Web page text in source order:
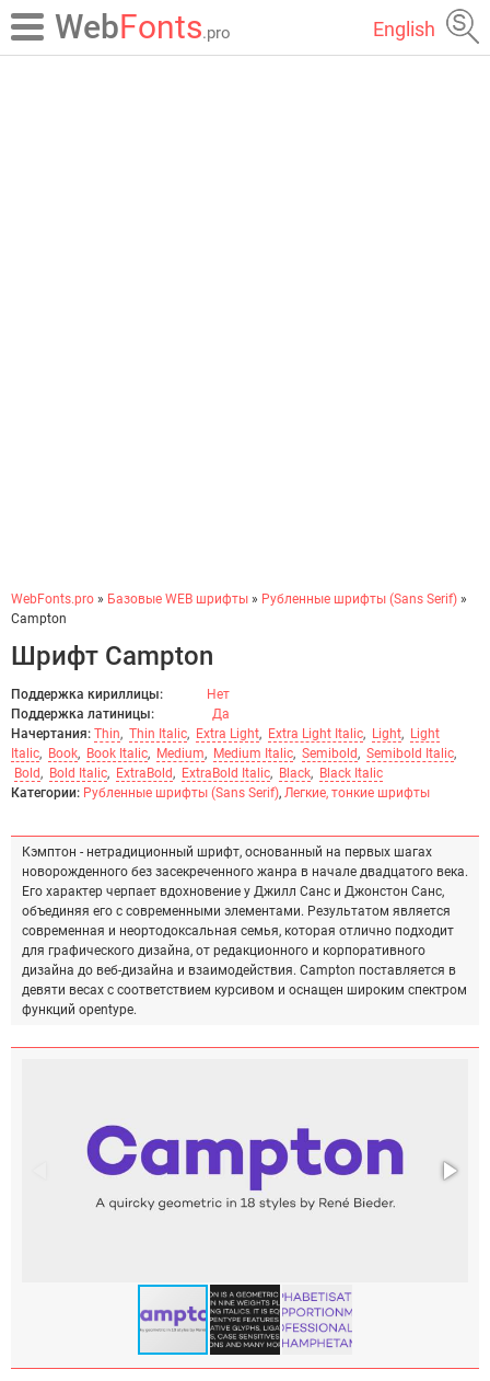
WebFonts.pro English
WebFonts.pro » Базовые WEB шрифты » Рубленные шрифты (Sans Serif) »
Campton
Шрифт Campton
Поддержка кириллицы:
Нет
Поддержка латиницы:
Да
Начертания: Thin, Thin Italic, Extra Light, Extra Light Italic, Light, Light
Italic, Book, Book Italic, Medium, Medium Italic, Semibold, Semibold Italic,
Bold, Bold Italic, ExtraBold, ExtraBold Italic, Black, Black Italic
Категории: Рубленные шрифты (Sans Serif), Легкие, тонкие шрифты
Кэмптон - нетрадиционный шрифт, основанный на первых шагах
новорожденного без засекреченного жанра в начале двадцатого века.
Его характер черпает вдохновение у Джилл Санс и Джонстон Санс,
объединяя его с современными элементами. Результатом является
современная и неортодоксальная семья, которая отлично подходит
для графического дизайна, от редакционного и корпоративного
дизайна до веб-дизайна и взаимодействия. Campton поставляется в
девяти весах с соответствием курсивом и оснащен широким спектром
функций opentype.